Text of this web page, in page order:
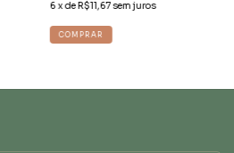
6x deR$11,67sem juros
COMPRAR